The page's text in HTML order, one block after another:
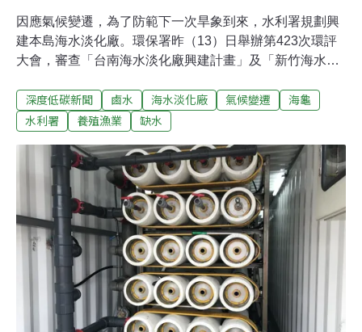
因應氣候變遷，為了防範下一次旱象到來，水利署規劃興
建本島海水淡化廠。環保署昨（13）日舉辦第423次環評
大會，審查「台南海水淡化廠興建計畫」及「新竹海水淡
運，合計產水量最多可達30萬CMD（噸／每日），但每年
也將用掉3.84億度電。近年供水不穩 水利署：興建海淡廠
面。台南雖有曾文及南化水庫，但受豐枯水期影響大，過
去十年內，就有七年因降雨偏少，實施民生、產業或灌溉
用水減供；新竹則是因為寶一、寶二水庫容量較小，長期
須調度桃園石門、苗栗永和山水庫水源。為了降低缺水風
險，經濟部水利署規劃在台南將軍、新竹南寮沿海國有地
興建海水淡化廠。昨日環評大會上，水利署表示，除了台
灣，世界各地也出現破紀錄旱象，台灣四面環海，興建海
淡廠有助於提高供水韌性。由水利署南區水資源局、北區
水資源局分別規劃的台南海水淡化廠、新竹海
深度低碳新聞 鹵水 海水淡化廠 氣候變遷
海龜
水利署
養殖漁業 缺水